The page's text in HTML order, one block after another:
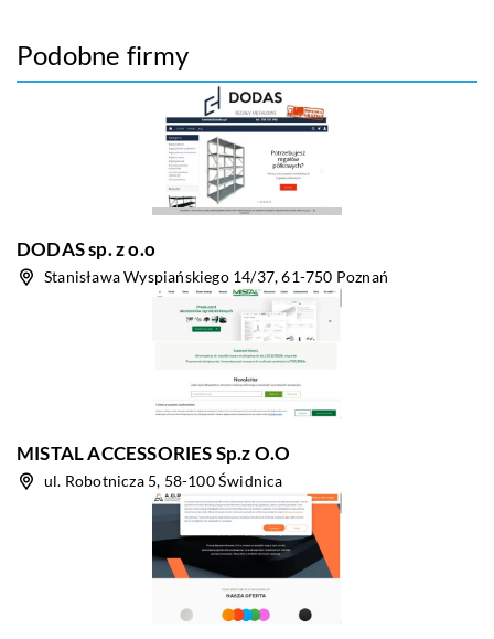
Podobne firmy
DODAS sp. z o.o
Stanisława Wyspiańskiego 14/37, 61-750 Poznań
MISTAL ACCESSORIES Sp.z O.O
ul. Robotnicza 5, 58-100 Świdnica